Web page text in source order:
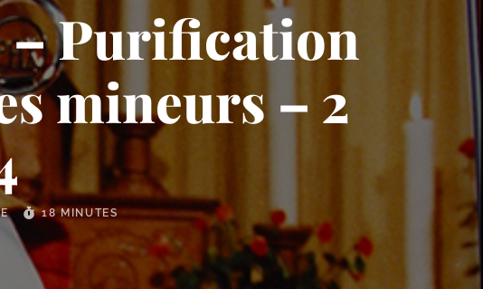
– Purification
mineurs – 2
18 MINUTES